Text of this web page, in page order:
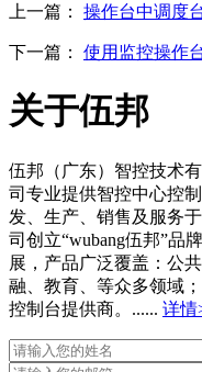
上一篇： 操作台中调度
下一篇： 使用监控操作
关于伍邦
伍邦（广东）智控技术
司专业提供智控中心控
发、生产、销售及服务
司创立“wubang伍邦”品
展，产品广泛覆盖：公
融、教育、等众多领域
控制台提供商。...... 详情